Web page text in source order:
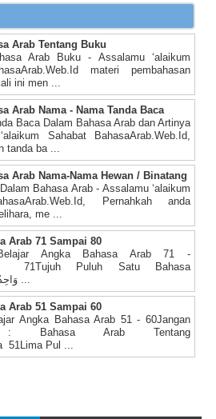
Arab Tentang Buku
Arab Buku - Assalamu ‘alaikum
materi pembahasan
ini men ...
Arab Nama - Nama Tanda Baca
Baca Dalam Bahasa Arab dan Artinya
Sahabat BahasaArab.Web.Id,
tanda ba ...
Arab Nama-Nama Hewan / Binatang
Bahasa Arab - Assalamu ‘alaikum
Pernahkah anda
me ...
Arab 71 Sampai 80
Angka Bahasa Arab 71 -
71Tujuh Puluh Satu Bahasa
Arabnya وَاحِدٌ وَس ...
Arab 51 Sampai 60
Angka Bahasa Arab 51 - 60Jangan
: Bahasa Arab Tentang
51Lima Pul ...